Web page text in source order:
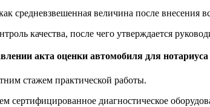
средневзвешенная величина после внесения
качества, после чего утверждается
акта оценки автомобиля для нотариуса
стажем практической работы.
сертифицированное диагностическое